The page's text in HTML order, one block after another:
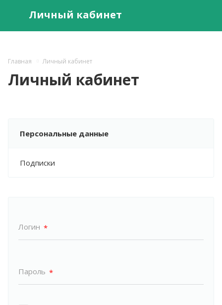
Личный кабинет
Главная Личный кабинет
Личный кабинет
Персональные данные
Подписки
Логин *
Пароль *